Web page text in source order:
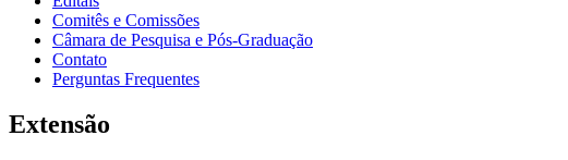
Comitês e Comissões
Câmara de Pesquisa e Pós-Graduação
Contato
Perguntas Frequentes
Extensão